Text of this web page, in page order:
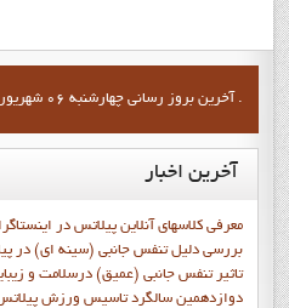
آخرين بروز رساني چهارشنبه 06 شهریور 1404 3:40:59 ب ظ .
آخرین اخبار
معرفی کلاسهای آنلاین پیلاتس در
بررسی دلیل تنفس جانبی (سینه ای) در
تاثیر تنفس جانبی (عمیق) درسلامت و
دوازدهمين سالگرد تاسيس ورزش